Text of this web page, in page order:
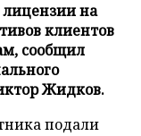
на
клиентов
сообщил
Жидков.
подали